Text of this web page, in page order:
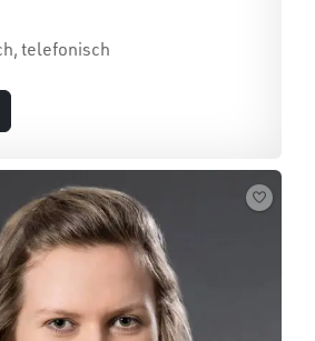
telefonisch